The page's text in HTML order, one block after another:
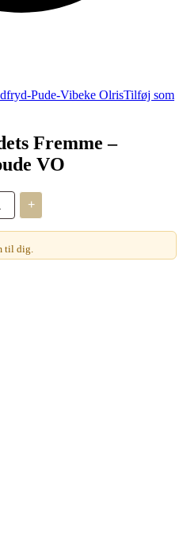
Tilføj som
Fremme –
VO
+
til dig.